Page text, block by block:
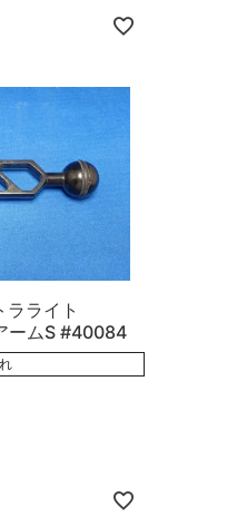
ライト
ームS #40084